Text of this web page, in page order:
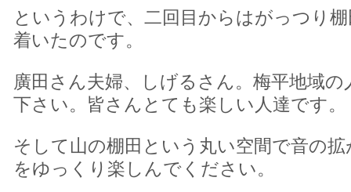
というわけで、二回目からはがっつり
着いたのです。
廣田さん夫婦、しげるさん。梅平地域
下さい。皆さんとても楽しい人達です。
そして山の棚田という丸い空間で音の
をゆっくり楽しんでください。